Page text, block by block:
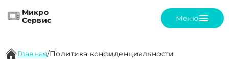
Микро
Сервис
Меню
Главная/Политика конфиденциальности